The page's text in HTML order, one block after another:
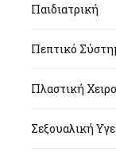
Παιδιατρική
Πεπτικό
Πλαστική
Σεξουαλική